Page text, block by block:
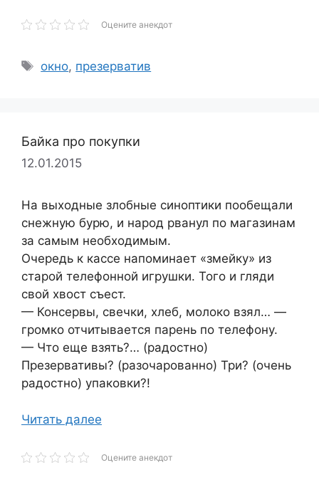
Оцените анекдот
Метки
окно, презерватив
Байка про покупки
12.01.2015
На выходные злобные синоптики пообещали
снежную бурю, и народ рванул по магазинам
за самым необходимым.
Очередь к кассе напоминает «змейку» из
старой телефонной игрушки. Того и гляди
свой хвост съест.
— Консервы, свечки, хлеб, молоко взял… —
громко отчитывается парень по телефону.
— Что еще взять?… (радостно)
Презервативы? (разочарованно) Три? (очень
радостно) упаковки?!
Читать далее
Оцените анекдот